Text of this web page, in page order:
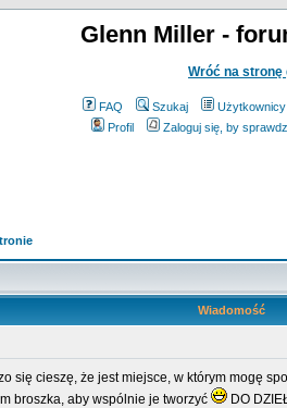
Glenn Miller -
Wróć na stronę
FAQ Szukaj Użytkownicy
Profil
Zaloguj się, by
Wiadomość
się cieszę, że jest miejsce, w którym mogę
broszka, aby wspólnie je tworzyć
DO